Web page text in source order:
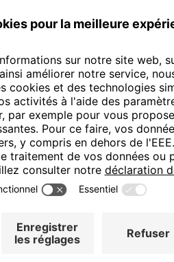
und Vorstellungen
angenehme Zeit bei
würde sich unser
den H-Hotels Sergej
obwohl ich geschäftlich
buchen. - Bei der
in überhaupt zu
ich, ich übergebe
habe ich mit
hellhörig - Beim
gefragt (ich habe dieses
mein Auto wieder aus der